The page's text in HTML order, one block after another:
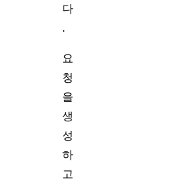
다
.
요
청
을
생
성
하
고